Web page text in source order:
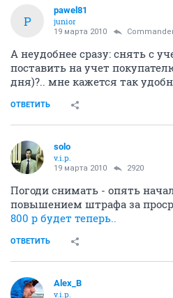
P
pawel81
junior
19 марта 2010
А неудобнее сразу: снять с
поставить на учет
дня)?.. мне кажется так
ОТВЕТИТЬ
solo
v.i.p.
19 марта 2010 2920
Погоди снимать - опять
повышением штрафа за
800 р будет теперь..
ОТВЕТИТЬ
Alex_B
v.i.p.